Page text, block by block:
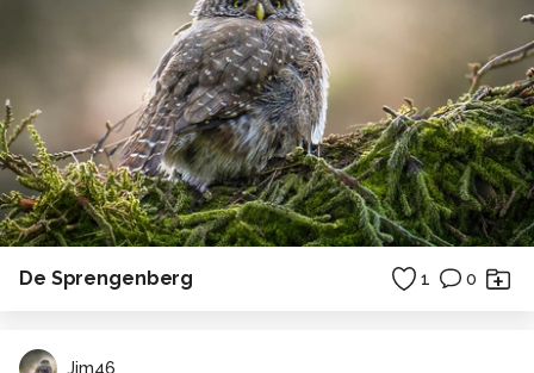
De Sprengenberg 1 0
Jim46